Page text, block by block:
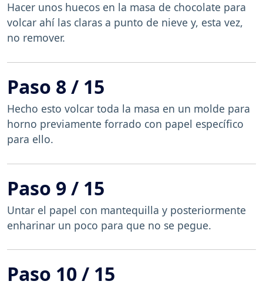
Hacer unos huecos en la masa de chocolate para
volcar ahí las claras a punto de nieve y, esta vez,
no remover.
Paso 8 / 15
Hecho esto volcar toda la masa en un molde para
horno previamente forrado con papel específico
para ello.
Paso 9 / 15
Untar el papel con mantequilla y posteriormente
enharinar un poco para que no se pegue.
Paso 10 / 15